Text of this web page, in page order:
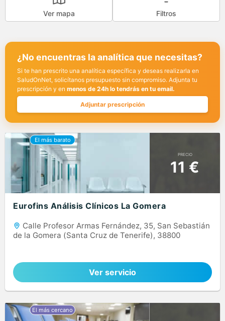
Ver mapa Filtros
¿No encuentras la analítica que necesitas?
Si te han prescrito una analítica específica y deseas realizarla en
SaludOnNet, solicítanos presupuesto sin compromiso. Adjunta tu
prescripción y en menos de 24h lo tendrás en tu email.
Adjuntar prescripción
PRECIO
11 €
Eurofins Análisis Clínicos La Gomera
Calle Profesor Armas Fernández, 35, San Sebastián
de la Gomera (Santa Cruz de Tenerife), 38800
Ver servicio